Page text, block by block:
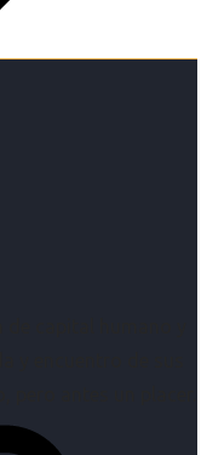
capital humano y
y encuentro de sus
antes un placer.